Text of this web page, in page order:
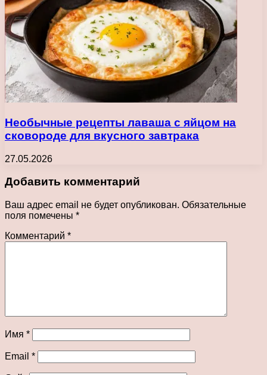
Необычные рецепты лаваша с яйцом на
сковороде для вкусного завтрака
27.05.2026
Добавить комментарий
Ваш адрес email не будет опубликован. Обязательные
поля помечены *
Комментарий *
Имя *
Email *